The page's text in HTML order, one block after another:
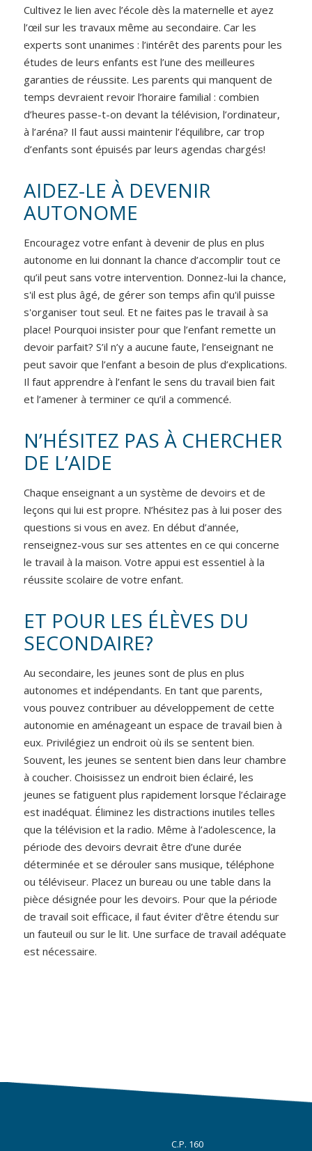
Cultivez le lien avec l’école dès la maternelle et ayez
l’œil sur les travaux même au secondaire. Car les
experts sont unanimes : l’intérêt des parents pour les
études de leurs enfants est l’une des meilleures
garanties de réussite. Les parents qui manquent de
temps devraient revoir l’horaire familial : combien
d’heures passe-t-on devant la télévision, l’ordinateur,
à l’aréna? Il faut aussi maintenir l’équilibre, car trop
d’enfants sont épuisés par leurs agendas chargés!
AIDEZ-LE À DEVENIR
AUTONOME
Encouragez votre enfant à devenir de plus en plus
autonome en lui donnant la chance d’accomplir tout ce
qu’il peut sans votre intervention. Donnez-lui la chance,
s'il est plus âgé, de gérer son temps afin qu'il puisse
s'organiser tout seul. Et ne faites pas le travail à sa
place! Pourquoi insister pour que l’enfant remette un
devoir parfait? S’il n’y a aucune faute, l’enseignant ne
peut savoir que l’enfant a besoin de plus d’explications.
Il faut apprendre à l’enfant le sens du travail bien fait
et l’amener à terminer ce qu’il a commencé.
N’HÉSITEZ PAS À CHERCHER
DE L’AIDE
Chaque enseignant a un système de devoirs et de
leçons qui lui est propre. N’hésitez pas à lui poser des
questions si vous en avez. En début d’année,
renseignez-vous sur ses attentes en ce qui concerne
le travail à la maison. Votre appui est essentiel à la
réussite scolaire de votre enfant.
ET POUR LES ÉLÈVES DU
SECONDAIRE?
Au secondaire, les jeunes sont de plus en plus
autonomes et indépendants. En tant que parents,
vous pouvez contribuer au développement de cette
autonomie en aménageant un espace de travail bien à
eux. Privilégiez un endroit où ils se sentent bien.
Souvent, les jeunes se sentent bien dans leur chambre
à coucher. Choisissez un endroit bien éclairé, les
jeunes se fatiguent plus rapidement lorsque l’éclairage
est inadéquat. Éliminez les distractions inutiles telles
que la télévision et la radio. Même à l’adolescence, la
période des devoirs devrait être d’une durée
déterminée et se dérouler sans musique, téléphone
ou téléviseur. Placez un bureau ou une table dans la
pièce désignée pour les devoirs. Pour que la période
de travail soit efficace, il faut éviter d’être étendu sur
un fauteuil ou sur le lit. Une surface de travail adéquate
est nécessaire.
C.P. 160